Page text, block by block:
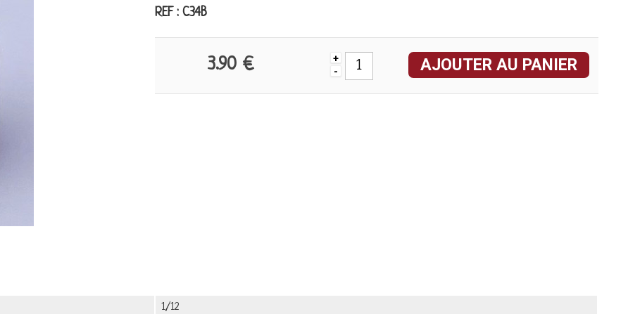
REF : C34B
3.90 €
+
-
AJOUTER AU PANIER
1/12